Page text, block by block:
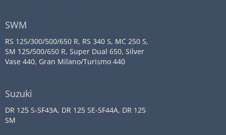
SWM
RS 125/300/500/650 R, RS 340 S, MC 250 S,
SM 125/500/650 R, Super Dual 650, Silver
Vase 440, Gran Milano/Turismo 440
Suzuki
DR 125 S-SF43A, DR 125 SE-SF44A, DR 125
SM